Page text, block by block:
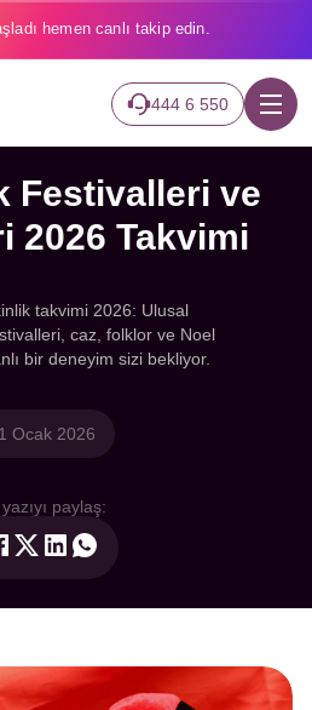
hemen canlı takip edin.
444 6 550
Festivalleri ve
2026 Takvimi
takvimi 2026: Ulusal
caz, folklor ve Noel
bir deneyim sizi bekliyor.
Ocak 2026
paylaş: